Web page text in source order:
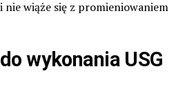
nie wiąże się z promieniowaniem
wykonania USG